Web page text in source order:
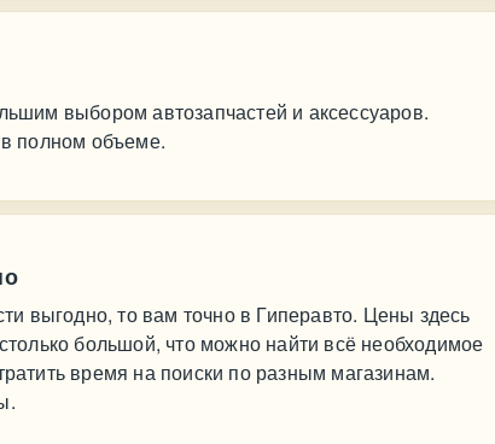
выбором автозапчастей и аксессуаров.
полном объеме.
выгодно, то вам точно в Гиперавто. Цены здесь
большой, что можно найти всё необходимое
время на поиски по разным магазинам.